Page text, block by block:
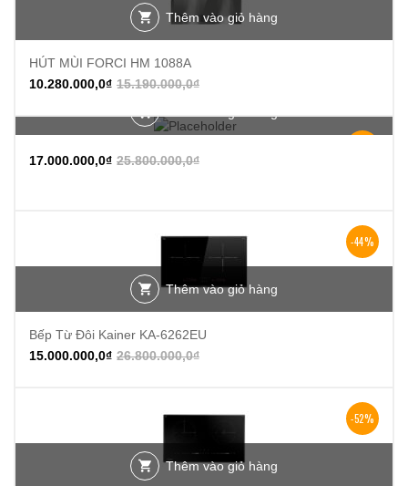
Thêm vào giỏ hàng
HÚT MÙI FORCI HM 1088A
15.190.000,0₫
10.280.000,0₫
25.800.000,0₫
17.000.000,0₫
-44%
Thêm vào giỏ hàng
Bếp Từ Đôi Kainer KA-6262EU
26.800.000,0₫
15.000.000,0₫
-52%
Thêm vào giỏ hàng